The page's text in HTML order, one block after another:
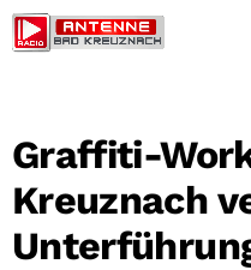
Graffiti-
Kreuznach